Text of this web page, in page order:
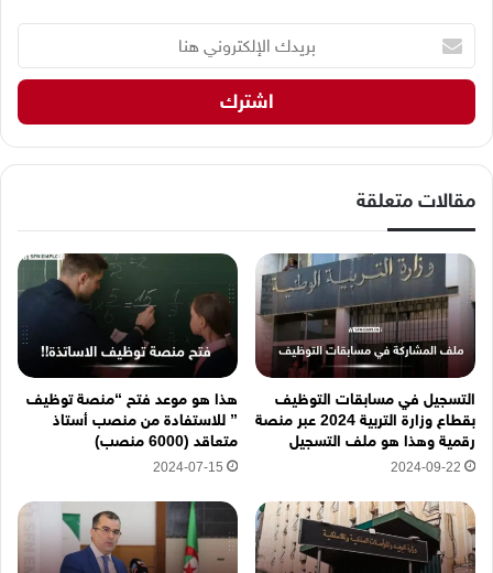
ي
ك
ا
إ
ت
و
ي
ه
ن
ا
مقالات متعلقة
التسجيل في مسابقات التوظيف
بقطاع وزارة التربية 2024 عبر منصة
رقمية وهذا هو ملف التسجيل
2024-09-22
هذا هو موعد فتح “منصة توظيف
” للاستفادة من منصب أستاذ
متعاقد (6000 منصب)
2024-07-15